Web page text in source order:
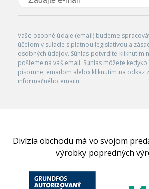
Vaše osobné údaje (email) budeme
účelom v súlade s platnou legislatívou a
osobných údajov. Súhlas potvrdíte kliknutím
pošleme na váš email. Súhlas môžete
písomne, emailom alebo kliknutím na odkaz
informačného emailu.
Divízia obchodu má vo svojom
výrobky popredných